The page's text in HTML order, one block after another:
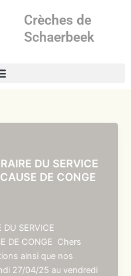
Crèches de
Schaerbeek
DU SERVICE
DE CONGE
DU SERVICE
DE CONGE Chers
ainsi que nos
27/04/25 au vendredi